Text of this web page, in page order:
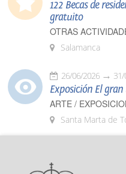
122 Becas de
gratuito
OTRAS
Salamanca
26/06/2026
Exposición El
ARTE /
Santa Marta de